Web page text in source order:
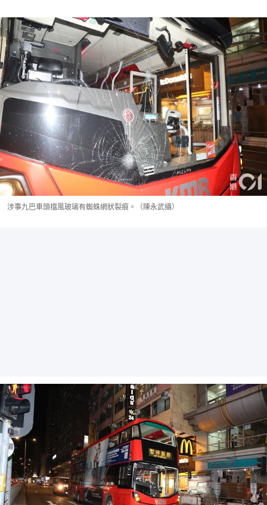
涉事九巴車頭擋風玻璃有蜘蛛網狀裂痕。（陳永武攝）